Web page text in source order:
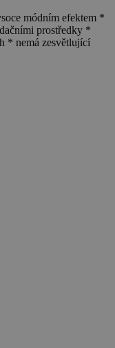
módním efektem *
prostředky *
* nemá zesvětlující